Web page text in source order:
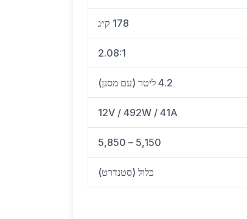
178 ק״ג
2.08:1
4.2 ליטר (עם מסנן)
12V / 492W / 41A
5,150 – 5,850
כלול (סטנדרט)